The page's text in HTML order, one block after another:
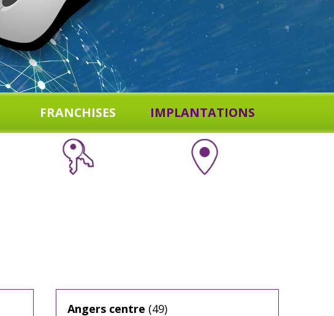
FRANCHISES IMPLANTATIONS
Angers centre (49)